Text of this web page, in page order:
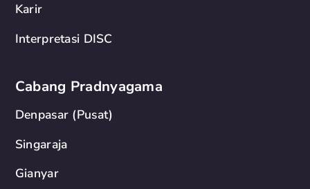
Karir
Interpretasi DISC
Cabang Pradnyagama
Denpasar (Pusat)
Singaraja
Gianyar